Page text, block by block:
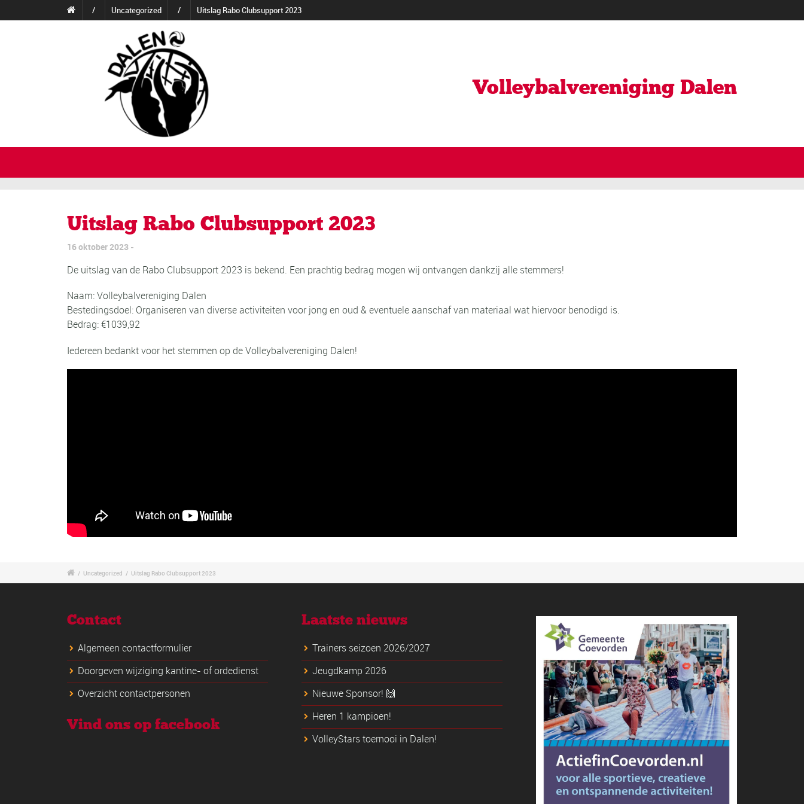
/ Uncategorized / Uitslag Rabo Clubsupport 2023
Volleybalvereniging Dalen
Uitslag Rabo Clubsupport 2023
16 oktober 2023
De uitslag van de Rabo Clubsupport 2023 is bekend. Een prachtig bedrag mogen wij ontvangen dankzij alle stemmers!
Naam: Volleybalvereniging Dalen
Bestedingsdoel: Organiseren van diverse activiteiten voor jong en oud & eventuele aanschaf van materiaal wat hiervoor benodigd is.
Bedrag: €1039,92
Iedereen bedankt voor het stemmen op de Volleybalvereniging Dalen!
/ Uncategorized / Uitslag Rabo Clubsupport 2023
Contact
Algemeen contactformulier
Doorgeven wijziging kantine- of ordedienst
Overzicht contactpersonen
Vind ons op facebook
Laatste nieuws
Trainers seizoen 2026/2027
Jeugdkamp 2026
Nieuwe Sponsor! 🙌
Heren 1 kampioen!
VolleyStars toernooi in Dalen!